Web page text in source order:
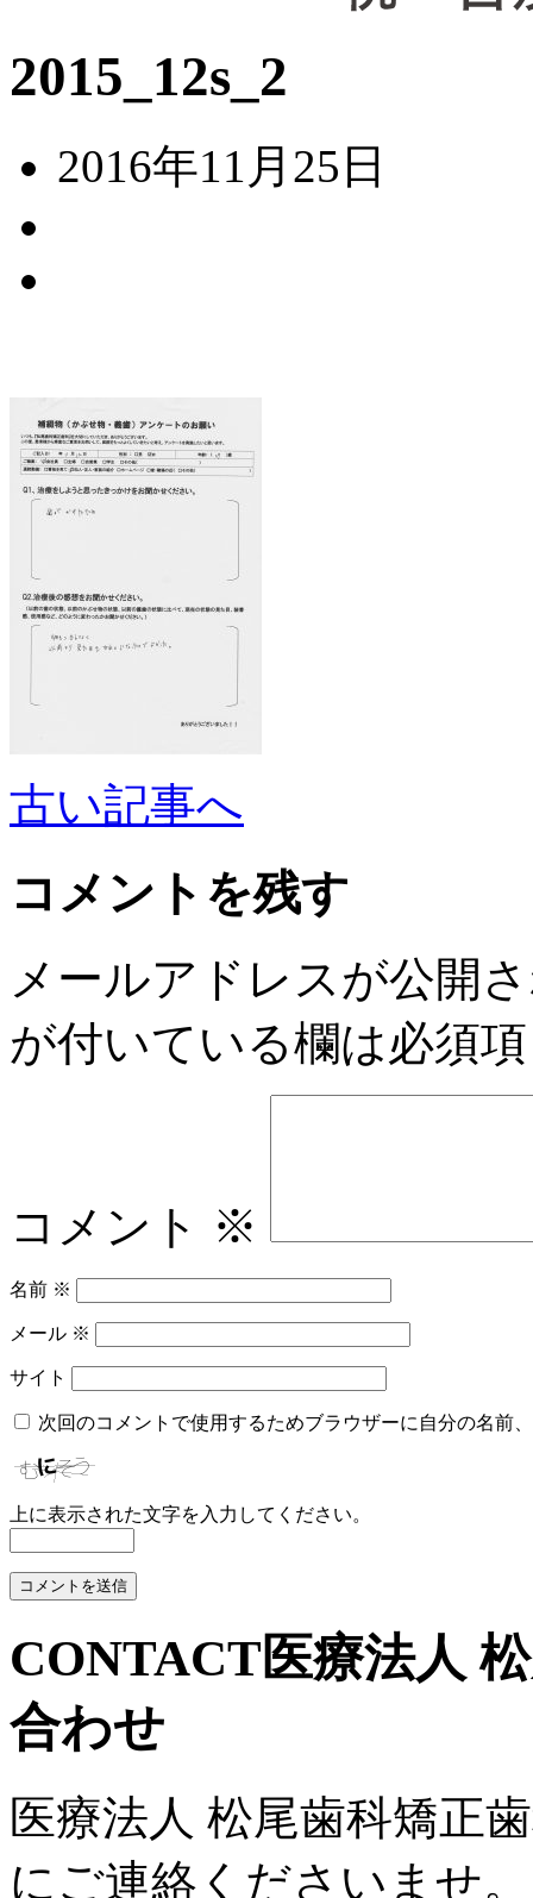
2015_12s_2
2016年11月25日
古い記事へ
コメントを残す
メールアドレスが公開
が付いている欄は必須
コメント ※
名前 ※
メール ※
サイト
次回のコメントで使用するためブラウザーに自分の名前
上に表示された文字を入力してください。
CONTACT医療法人
合わせ
医療法人 松尾歯科矯正
にご連絡くださいませ。